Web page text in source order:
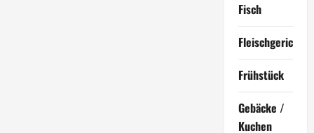
Fisch
Fleischgerichte
Frühstück
Gebäcke /
Kuchen